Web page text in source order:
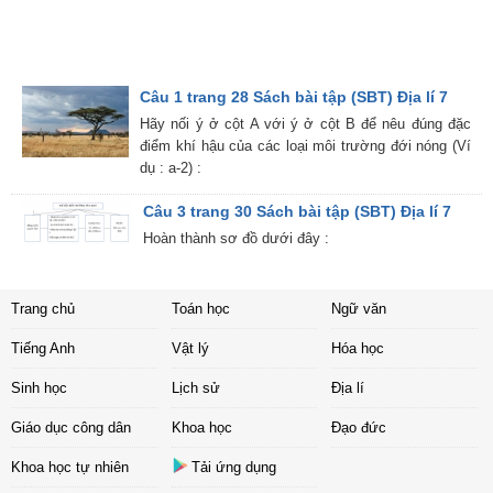
Câu 1 trang 28 Sách bài tập (SBT) Địa lí 7
Hãy nối ý ở cột A với ý ở cột B để nêu đúng đặc
điểm khí hậu của các loại môi trường đới nóng (Ví
dụ : a-2) :
Câu 3 trang 30 Sách bài tập (SBT) Địa lí 7
Hoàn thành sơ đồ dưới đây :
Trang chủ Toán học Ngữ văn
Tiếng Anh Vật lý Hóa học
Sinh học Lịch sử Địa lí
Giáo dục công dân Khoa học Đạo đức
Khoa học tự nhiên Tải ứng dụng